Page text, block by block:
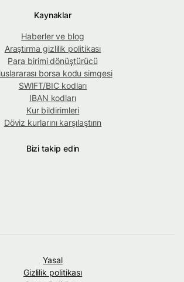
Kaynaklar
Haberler ve blog
Araştırma gizlilik politikası
Para birimi dönüştürücü
borsa kodu simgesi
SWIFT/BIC kodları
IBAN kodları
Kur bildirimleri
Döviz kurlarını karşılaştırın
Bizi takip edin
Yasal
Gizlilik politikası